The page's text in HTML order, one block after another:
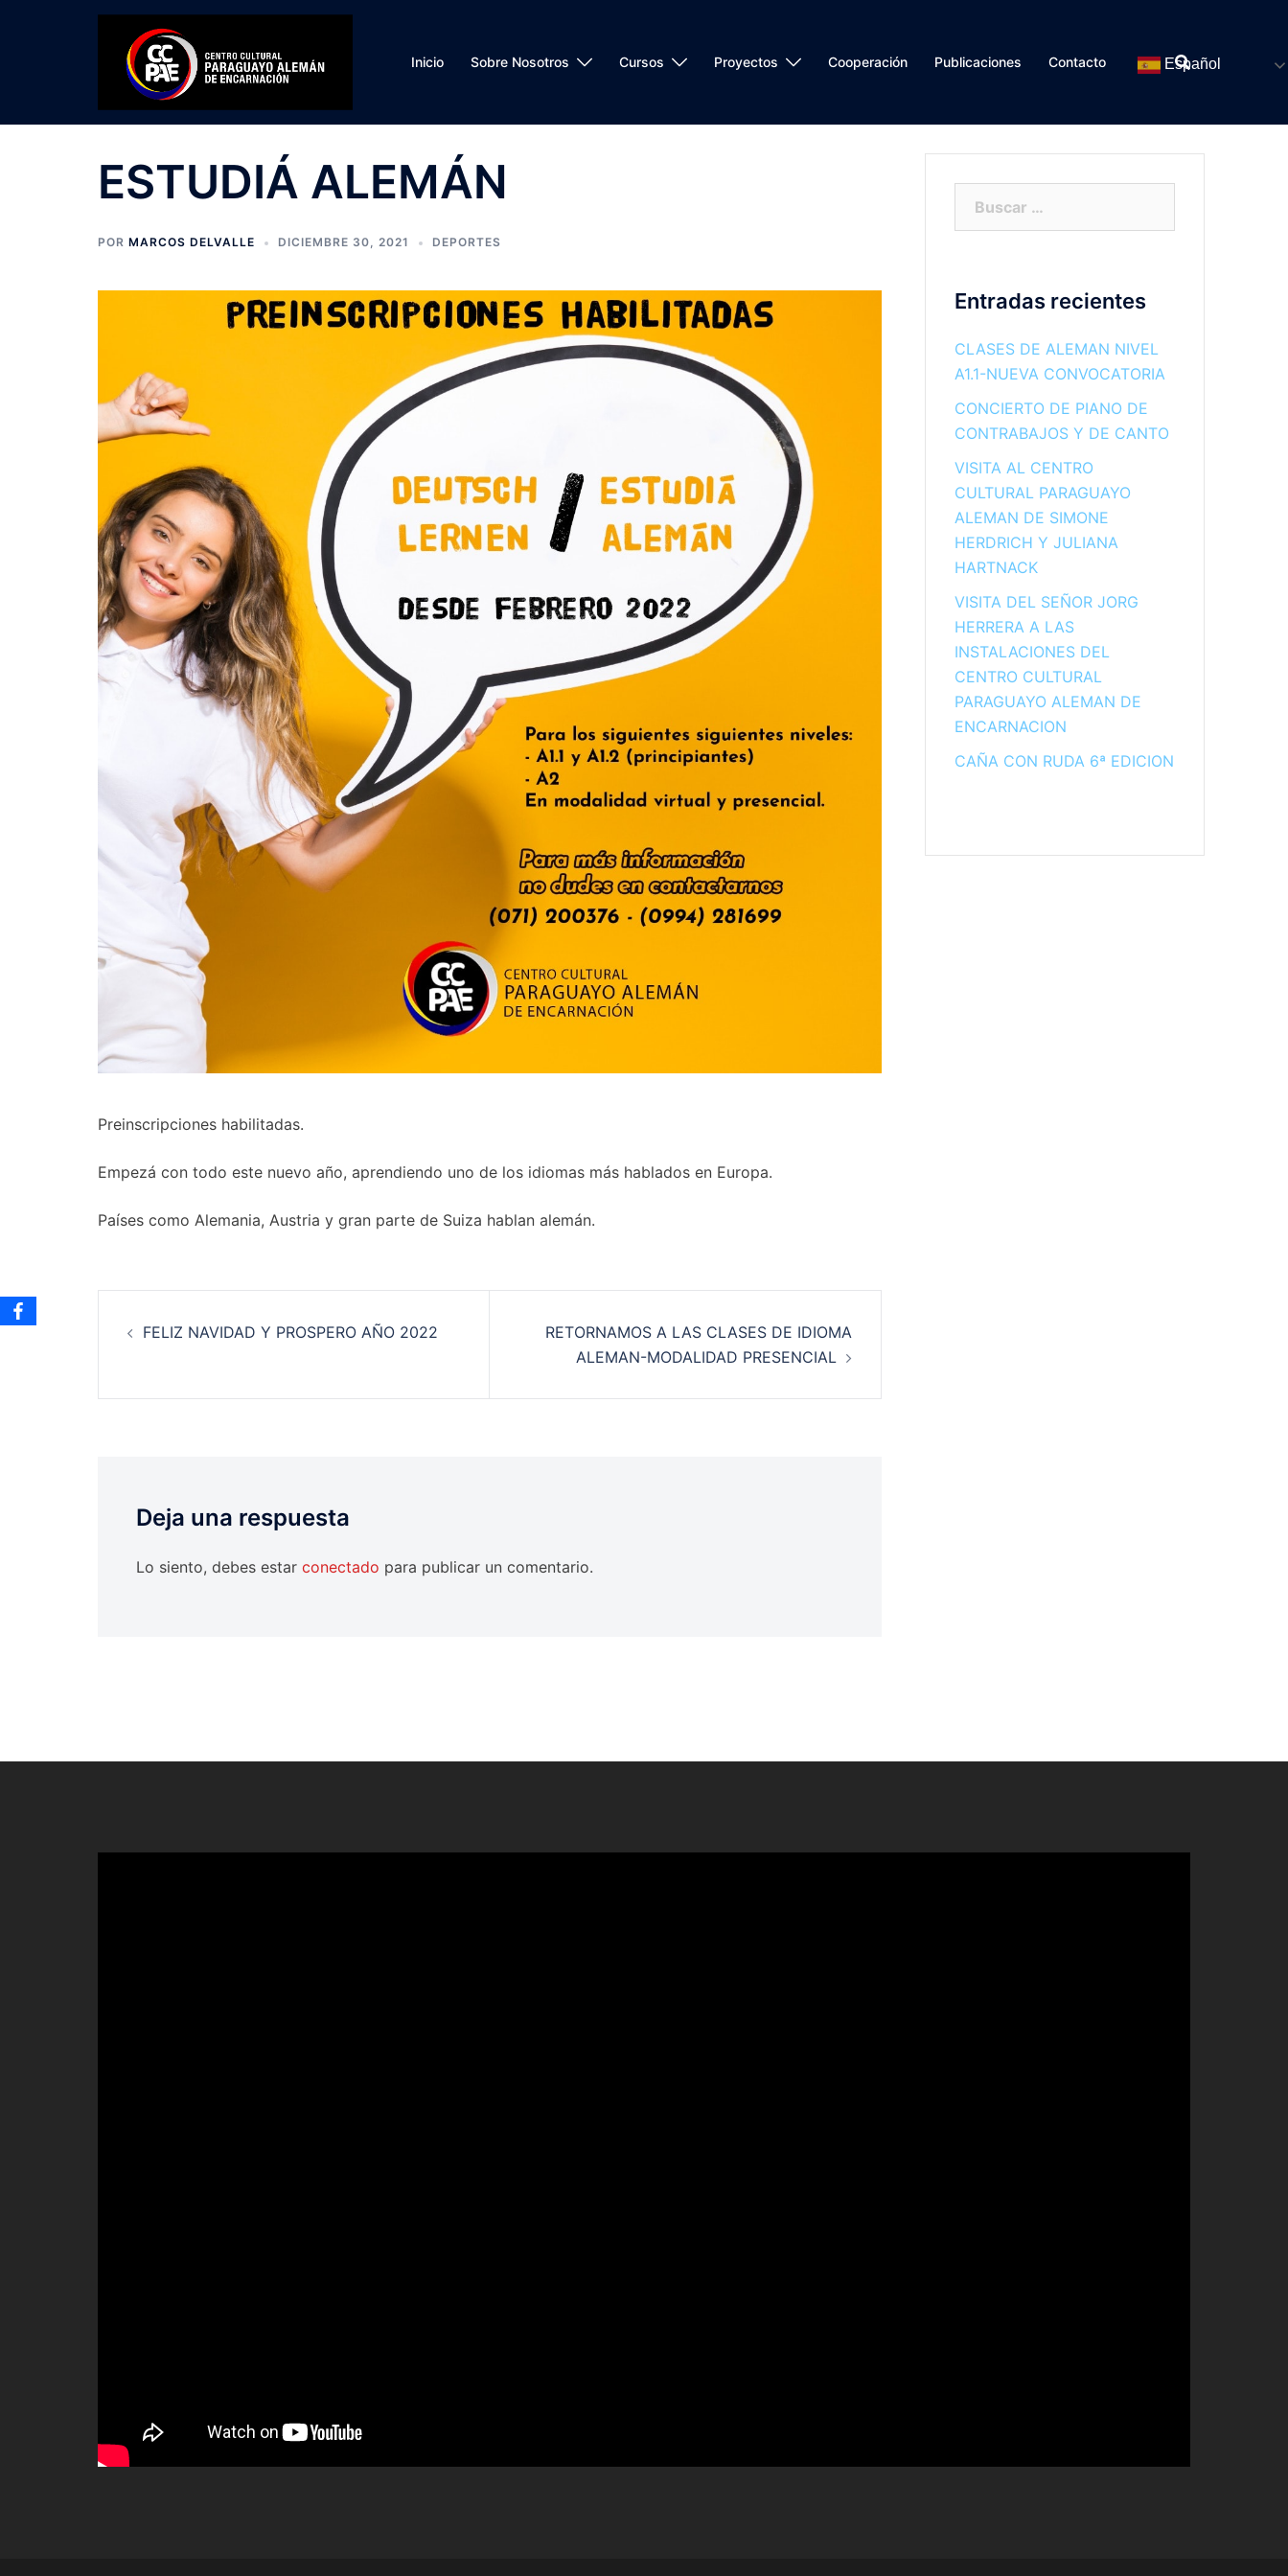
Inicio Sobre Nosotros Cursos Proyectos Cooperación Publicaciones Contacto Español
ESTUDIÁ ALEMÁN
POR MARCOS DELVALLE DICIEMBRE 30, 2021 DEPORTES
Preinscripciones habilitadas.
Empezá con todo este nuevo año, aprendiendo uno de los idiomas más hablados en Europa.
Países como Alemania, Austria y gran parte de Suiza hablan alemán.
Navegación
entradas
FELIZ NAVIDAD Y PROSPERO AÑO 2022
RETORNAMOS A LAS CLASES DE IDIOMA
ALEMAN-MODALIDAD PRESENCIAL
Deja una respuesta
Lo siento, debes estar conectado para publicar un comentario.
Entradas recientes
CLASES DE ALEMAN NIVEL
A1.1-NUEVA CONVOCATORIA
CONCIERTO DE PIANO DE
CONTRABAJOS Y DE CANTO
VISITA AL CENTRO
CULTURAL PARAGUAYO
ALEMAN DE SIMONE
HERDRICH Y JULIANA
HARTNACK
VISITA DEL SEÑOR JORG
HERRERA A LAS
INSTALACIONES DEL
CENTRO CULTURAL
PARAGUAYO ALEMAN DE
ENCARNACION
CAÑA CON RUDA 6ª EDICION